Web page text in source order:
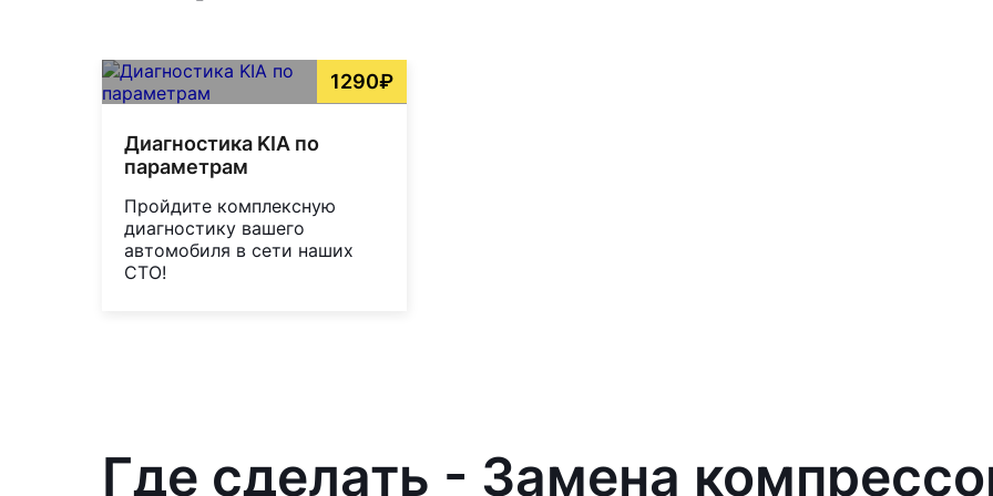
1290₽
Диагностика KIA по
параметрам
Пройдите комплексную
диагностику вашего
автомобиля в сети наших
СТО!
Где сделать - Замена